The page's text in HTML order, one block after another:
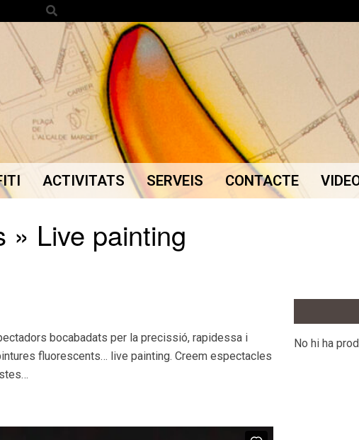
Search
Secondary
Menu
ACTIVITATS SERVEIS CONTACTE
» Live painting
bocabadats per la precissió, rapidessa i
fluorescents… live painting. Creem espectacles
No hi ha